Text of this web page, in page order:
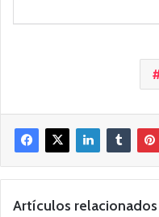
Artículos relacionados